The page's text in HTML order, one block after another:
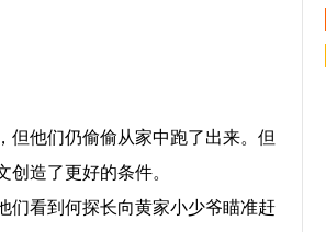
但他们仍偷偷从家中跑了出来。但
造了更好的条件。
们看到何探长向黄家小少爷瞄准赶